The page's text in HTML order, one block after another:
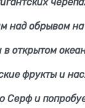
над обрывом
открытом
фрукты и
Серф и